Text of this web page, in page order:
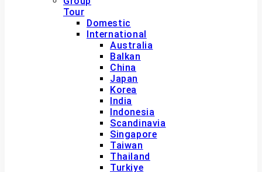
Tour
Domestic
International
Australia
Balkan
China
Japan
Korea
India
Indonesia
Scandinavia
Singapore
Taiwan
Thailand
Turkiye